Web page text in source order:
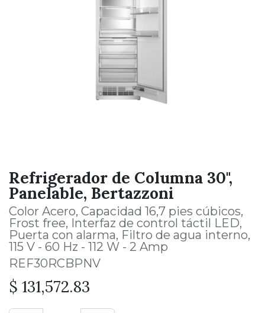
Refrigerador de Columna 30",
Panelable, Bertazzoni
Color Acero, Capacidad 16,7 pies cúbicos,
Frost free, Interfaz de control táctil LED,
Puerta con alarma, Filtro de agua interno,
115 V - 60 Hz - 112 W - 2 Amp
REF30RCBPNV
$ 131,572.83